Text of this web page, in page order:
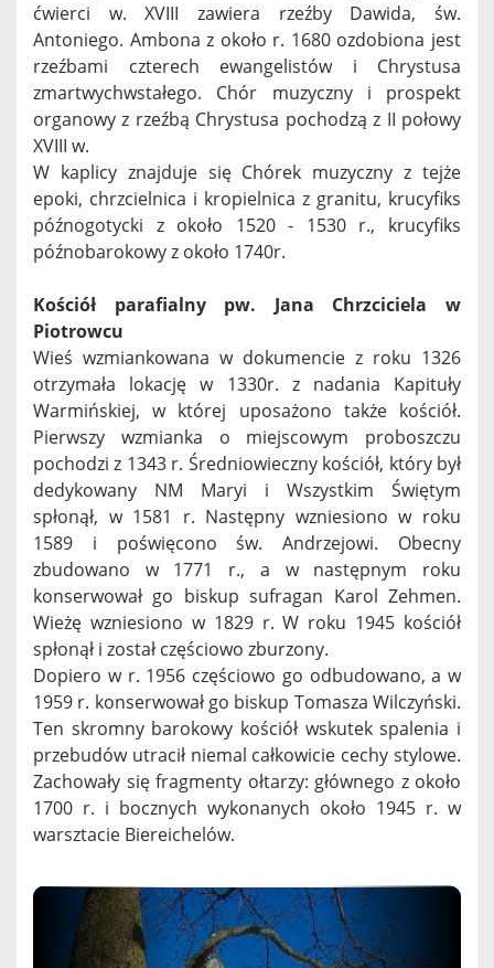
ćwierci w. XVIII zawiera rzeźby Dawida, św.
Antoniego. Ambona z około r. 1680 ozdobiona jest
rzeźbami czterech ewangelistów i Chrystusa
zmartwychwstałego. Chór muzyczny i prospekt
organowy z rzeźbą Chrystusa pochodzą z II połowy
XVIII w.
W kaplicy znajduje się Chórek muzyczny z tejże
epoki, chrzcielnica i kropielnica z granitu, krucyfiks
późnogotycki z około 1520 - 1530 r., krucyfiks
późnobarokowy z około 1740r.
Kościół parafialny pw. Jana Chrzciciela w
Piotrowcu
Wieś wzmiankowana w dokumencie z roku 1326
otrzymała lokację w 1330r. z nadania Kapituły
Warmińskiej, w której uposażono także kościół.
Pierwszy wzmianka o miejscowym proboszczu
pochodzi z 1343 r. Średniowieczny kościół, który był
dedykowany NM Maryi i Wszystkim Świętym
spłonął, w 1581 r. Następny wzniesiono w roku
1589 i poświęcono św. Andrzejowi. Obecny
zbudowano w 1771 r., a w następnym roku
konserwował go biskup sufragan Karol Zehmen.
Wieżę wzniesiono w 1829 r. W roku 1945 kościół
spłonął i został częściowo zburzony.
Dopiero w r. 1956 częściowo go odbudowano, a w
1959 r. konserwował go biskup Tomasza Wilczyński.
Ten skromny barokowy kościół wskutek spalenia i
przebudów utracił niemal całkowicie cechy stylowe.
Zachowały się fragmenty ołtarzy: głównego z około
1700 r. i bocznych wykonanych około 1945 r. w
warsztacie Biereichelów.